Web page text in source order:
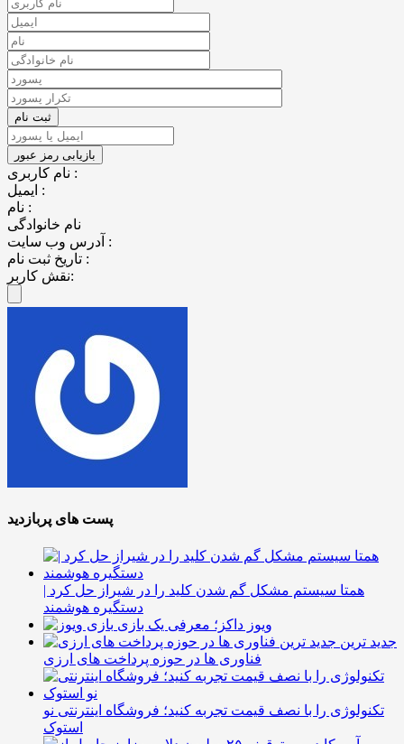
نام کاربری :
ایمیل :
نام :
نام خانوادگی
آدرس وب سایت :
تاریخ ثبت نام :
نقش کاربر:
پست های پربازدید
همتا سیستم مشکل گم شدن کلید را در شیراز حل کرد |
دستگیره هوشمند
ویوز داکز؛ معرفی یک بازی
جدید ترین
فناوری ها در حوزه پرداخت های ارزی
تکنولوژی را با نصف قیمت تجربه کنید؛ فروشگاه اینترنتی نو
استوک